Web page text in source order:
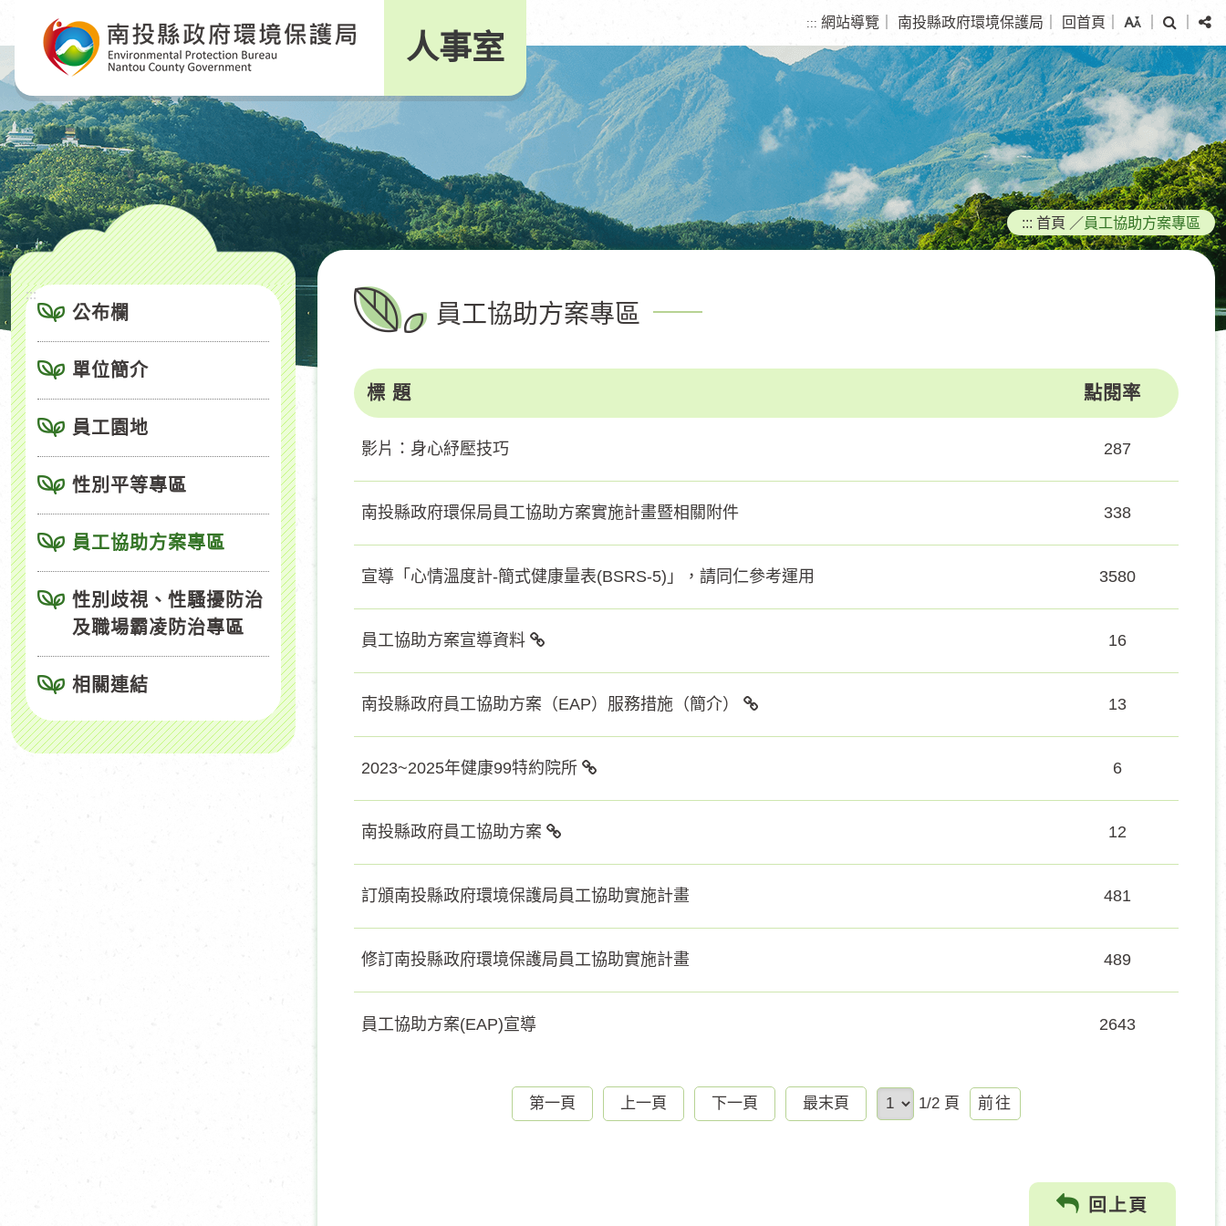
要
內
容
區
塊
人事室
::: 網站導覽 南投縣政府環境保護局 回首頁
尋
分
享
:::
公布欄
單位簡介
員工園地
性別平等專區
員工協助方案專區
性別歧視、性騷擾防治
及職場霸凌防治專區
相關連結
::: 首頁 ／員工協助方案專區
員工協助方案專區
標 題 點閱率
影片：身心紓壓技巧 287
南投縣政府環保局員工協助方案實施計畫暨相關附件 338
宣導「心情溫度計-簡式健康量表(BSRS-5)」，請同仁參考運用 3580
員工協助方案宣導資料 16
南投縣政府員工協助方案（EAP）服務措施（簡介） 13
2023~2025年健康99特約院所 6
南投縣政府員工協助方案 12
訂頒南投縣政府環境保護局員工協助實施計畫 481
修訂南投縣政府環境保護局員工協助實施計畫 489
員工協助方案(EAP)宣導 2643
第一頁 上一頁 下一頁 最末頁 1/2 頁
前
往
回上頁